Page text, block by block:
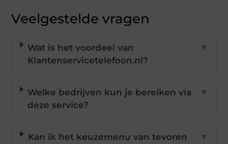
Veelgestelde vragen
Wat is het voordeel van
Klantenservicetelefoon.nl?
▼
Welke bedrijven kun je bereiken via
deze service?
▼
Kan ik het keuzemenu van tevoren
▼